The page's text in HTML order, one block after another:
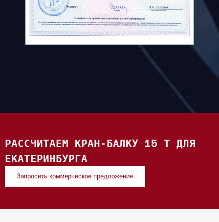
РАССЧИТАЕМ КРАН-БАЛКУ 15 Т ДЛЯ
ЕКАТЕРИНБУРГА
Запросить коммерческое предложение